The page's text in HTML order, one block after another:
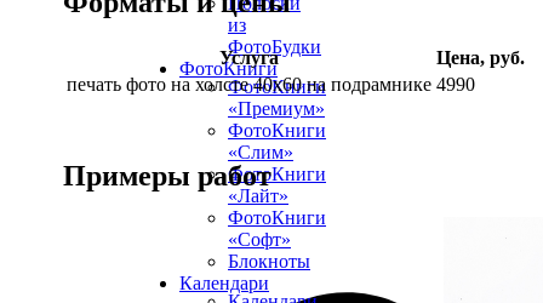
из
ФотоБудки
ФотоКниги
ФотоКниги
«Премиум»
ФотоКниги
«Слим»
ФотоКниги
«Лайт»
ФотоКниги
«Софт»
Блокноты
Календари
Услуга
Цена, руб.
печать фото на холсте 40х60 на подрамнике 4990
Примеры работ